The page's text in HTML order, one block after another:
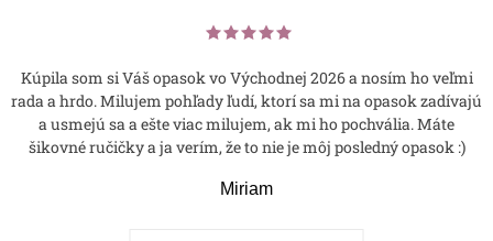
Kúpila som si Váš opasok vo Východnej 2026 a nosím ho veľmi
rada a hrdo. Milujem pohľady ľudí, ktorí sa mi na opasok zadívajú
a usmejú sa a ešte viac milujem, ak mi ho pochvália. Máte
šikovné ručičky a ja verím, že to nie je môj posledný opasok :)
Miriam